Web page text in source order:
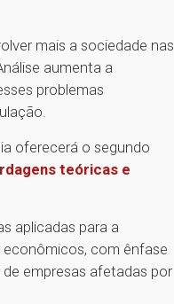
mais a sociedade nas
aumenta a
problemas
oferecerá o segundo
teóricas e
aplicadas para a
econômicos, com ênfase
empresas afetadas por